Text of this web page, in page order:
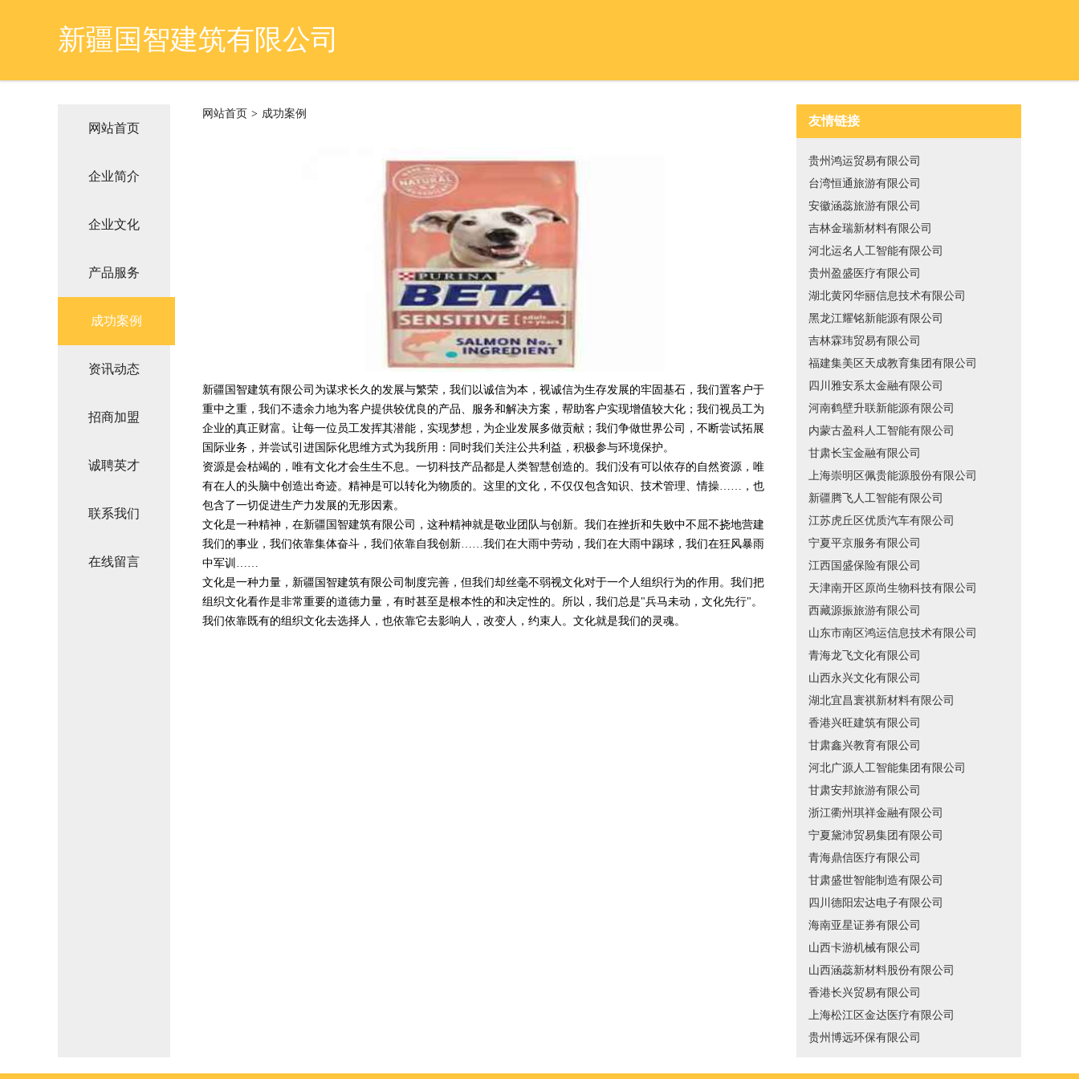
新疆国智建筑有限公司
网站首页
企业简介
企业文化
产品服务
成功案例
资讯动态
招商加盟
诚聘英才
联系我们
在线留言
网站首页 > 成功案例
新疆国智建筑有限公司为谋求长久的发展与繁荣，我们以诚信为本，视诚信为生存发展的牢固基石，我们置客户于
重中之重，我们不遗余力地为客户提供较优良的产品、服务和解决方案，帮助客户实现增值较大化；我们视员工为
企业的真正财富。让每一位员工发挥其潜能，实现梦想，为企业发展多做贡献；我们争做世界公司，不断尝试拓展
国际业务，并尝试引进国际化思维方式为我所用：同时我们关注公共利益，积极参与环境保护。
资源是会枯竭的，唯有文化才会生生不息。一切科技产品都是人类智慧创造的。我们没有可以依存的自然资源，唯
有在人的头脑中创造出奇迹。精神是可以转化为物质的。这里的文化，不仅仅包含知识、技术管理、情操……，也
包含了一切促进生产力发展的无形因素。
文化是一种精神，在新疆国智建筑有限公司，这种精神就是敬业团队与创新。我们在挫折和失败中不屈不挠地营建
我们的事业，我们依靠集体奋斗，我们依靠自我创新……我们在大雨中劳动，我们在大雨中踢球，我们在狂风暴雨
中军训……
文化是一种力量，新疆国智建筑有限公司制度完善，但我们却丝毫不弱视文化对于一个人组织行为的作用。我们把
组织文化看作是非常重要的道德力量，有时甚至是根本性的和决定性的。所以，我们总是"兵马未动，文化先行"。
我们依靠既有的组织文化去选择人，也依靠它去影响人，改变人，约束人。文化就是我们的灵魂。
友情链接
贵州鸿运贸易有限公司
台湾恒通旅游有限公司
安徽涵蕊旅游有限公司
吉林金瑞新材料有限公司
河北运名人工智能有限公司
贵州盈盛医疗有限公司
湖北黄冈华丽信息技术有限公司
黑龙江耀铭新能源有限公司
吉林霖玮贸易有限公司
福建集美区天成教育集团有限公司
四川雅安系太金融有限公司
河南鹤壁升联新能源有限公司
内蒙古盈科人工智能有限公司
甘肃长宝金融有限公司
上海崇明区佩贵能源股份有限公司
新疆腾飞人工智能有限公司
江苏虎丘区优质汽车有限公司
宁夏平京服务有限公司
江西国盛保险有限公司
天津南开区原尚生物科技有限公司
西藏源振旅游有限公司
山东市南区鸿运信息技术有限公司
青海龙飞文化有限公司
山西永兴文化有限公司
湖北宜昌寰祺新材料有限公司
香港兴旺建筑有限公司
甘肃鑫兴教育有限公司
河北广源人工智能集团有限公司
甘肃安邦旅游有限公司
浙江衢州琪祥金融有限公司
宁夏黛沛贸易集团有限公司
青海鼎信医疗有限公司
甘肃盛世智能制造有限公司
四川德阳宏达电子有限公司
海南亚星证券有限公司
山西卡游机械有限公司
山西涵蕊新材料股份有限公司
香港长兴贸易有限公司
上海松江区金达医疗有限公司
贵州博远环保有限公司